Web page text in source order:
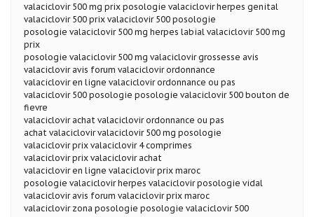
valaciclovir 500 mg prix posologie valaciclovir herpes genital
valaciclovir 500 prix valaciclovir 500 posologie
posologie valaciclovir 500 mg herpes labial valaciclovir 500 mg
prix
posologie valaciclovir 500 mg valaciclovir grossesse avis
valaciclovir avis forum valaciclovir ordonnance
valaciclovir en ligne valaciclovir ordonnance ou pas
valaciclovir 500 posologie posologie valaciclovir 500 bouton de
fievre
valaciclovir achat valaciclovir ordonnance ou pas
achat valaciclovir valaciclovir 500 mg posologie
valaciclovir prix valaciclovir 4 comprimes
valaciclovir prix valaciclovir achat
valaciclovir en ligne valaciclovir prix maroc
posologie valaciclovir herpes valaciclovir posologie vidal
valaciclovir avis forum valaciclovir prix maroc
valaciclovir zona posologie posologie valaciclovir 500